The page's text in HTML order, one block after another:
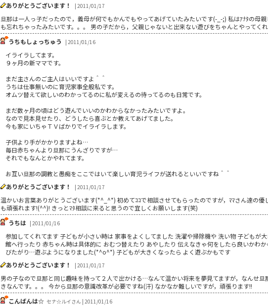
ありがとうございます！
| 2011/01/17
旦那は一人っ子だったので，義母が何でもかんでもやってあげていたみたいです(-_-;) 私はｱﾅﾀの母
も忘れちゃったみたいです。。。 男の子だから，父親じゃないと出来ない遊びをちゃんとやってく
うちもしょっちゅう
| 2011/01/16
イライラしてます。
９ヶ月の新ママです。
まだ主さんのご主人はいいですよ＾＾
うちは仕事無いのに育児家事全般私です。
オムツ替えて欲しいのわかってるのに私が変えるの待ってるのも日常です。
まだ数ヶ月の頃はどう遊んでいいのかわからなかったみたいですよ。
なので見本見せたり、どうしたら喜ぶとか教えてあげてました。
今も家にいちゃＴＶばかりでイライラします。
子供より手がかかりますよね…
毎日赤ちゃんより旦那にうんざりですが…
それでもなんとかやれてます。
お互い旦那の調教と愚痴をここではいて楽しい育児ライフが送れるといいですね＾＾
ありがとうございます！
| 2011/01/17
温かいお言葉ありがとうございます(*^_^*) 初めてｺｺで相談させてもらったのですが，ﾏﾏさん達の
も頑張れます!(^^)! きっとﾏﾀ相談に来ると思うので宜しくお願いします(笑)
うちは | 2011/01/16
参加してくれてます 子どもが小さい時は 家事をよくしてました 洗濯や掃除機や 洗い物 子どもが
館へ行ったり 赤ちゃん時は具体的に おむつ替えたり あやしたり 伝えなきゃ何をしたら良いかわ
びたがり…遊ぶようになりました(*^o^*) 子どもが大きくなったら よく遊ぶかもです
ありがとうございます！
| 2011/01/17
男の子なので旦那と同じ趣味を持って２人で出かける…なんて温かい将来を夢見てますが，なんせ
きなんです。。。 今から旦那の意識改革が必要ですね(汗) なかなか難しいですが，頑張ります!!
こんばんは☆ セナ☆ルイさん | 2011/01/16